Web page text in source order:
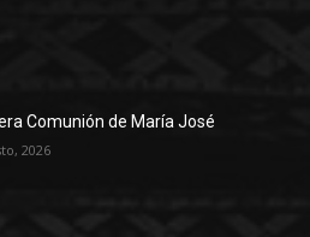
Comunión de María José
2026